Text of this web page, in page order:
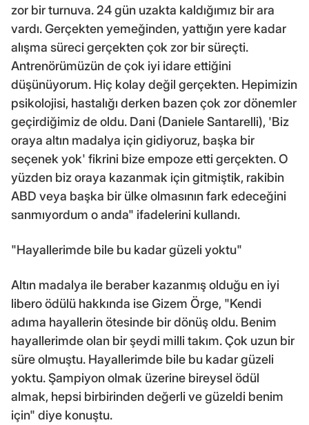
zor bir turnuva. 24 gün uzakta kaldığımız bir ara
vardı. Gerçekten yemeğinden, yattığın yere kadar
alışma süreci gerçekten çok zor bir süreçti.
Antrenörümüzün de çok iyi idare ettiğini
düşünüyorum. Hiç kolay değil gerçekten. Hepimizin
psikolojisi, hastalığı derken bazen çok zor dönemler
geçirdiğimiz de oldu. Dani (Daniele Santarelli), 'Biz
oraya altın madalya için gidiyoruz, başka bir
seçenek yok' fikrini bize empoze etti gerçekten. O
yüzden biz oraya kazanmak için gitmiştik, rakibin
ABD veya başka bir ülke olmasının fark edeceğini
sanmıyordum o anda" ifadelerini kullandı.
"Hayallerimde bile bu kadar güzeli yoktu"
Altın madalya ile beraber kazanmış olduğu en iyi
libero ödülü hakkında ise Gizem Örge, "Kendi
adıma hayallerin ötesinde bir dönüş oldu. Benim
hayallerimde olan bir şeydi milli takım. Çok uzun bir
süre olmuştu. Hayallerimde bile bu kadar güzeli
yoktu. Şampiyon olmak üzerine bireysel ödül
almak, hepsi birbirinden değerli ve güzeldi benim
için" diye konuştu.